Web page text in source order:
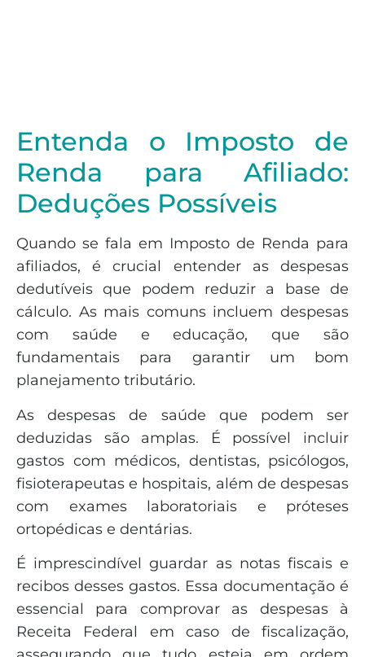
Entenda o Imposto de
Renda para Afiliado:
Deduções Possíveis
Quando se fala em Imposto de Renda para
afiliados, é crucial entender as despesas
dedutíveis que podem reduzir a base de
cálculo. As mais comuns incluem despesas
com saúde e educação, que são
fundamentais para garantir um bom
planejamento tributário.
As despesas de saúde que podem ser
deduzidas são amplas. É possível incluir
gastos com médicos, dentistas, psicólogos,
fisioterapeutas e hospitais, além de despesas
com exames laboratoriais e próteses
ortopédicas e dentárias.
É imprescindível guardar as notas fiscais e
recibos desses gastos. Essa documentação é
essencial para comprovar as despesas à
Receita Federal em caso de fiscalização,